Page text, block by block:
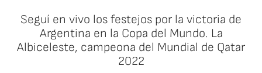
Seguí en vivo los festejos por la victoria de
Argentina en la Copa del Mundo. La
Albiceleste, campeona del Mundial de Qatar
2022